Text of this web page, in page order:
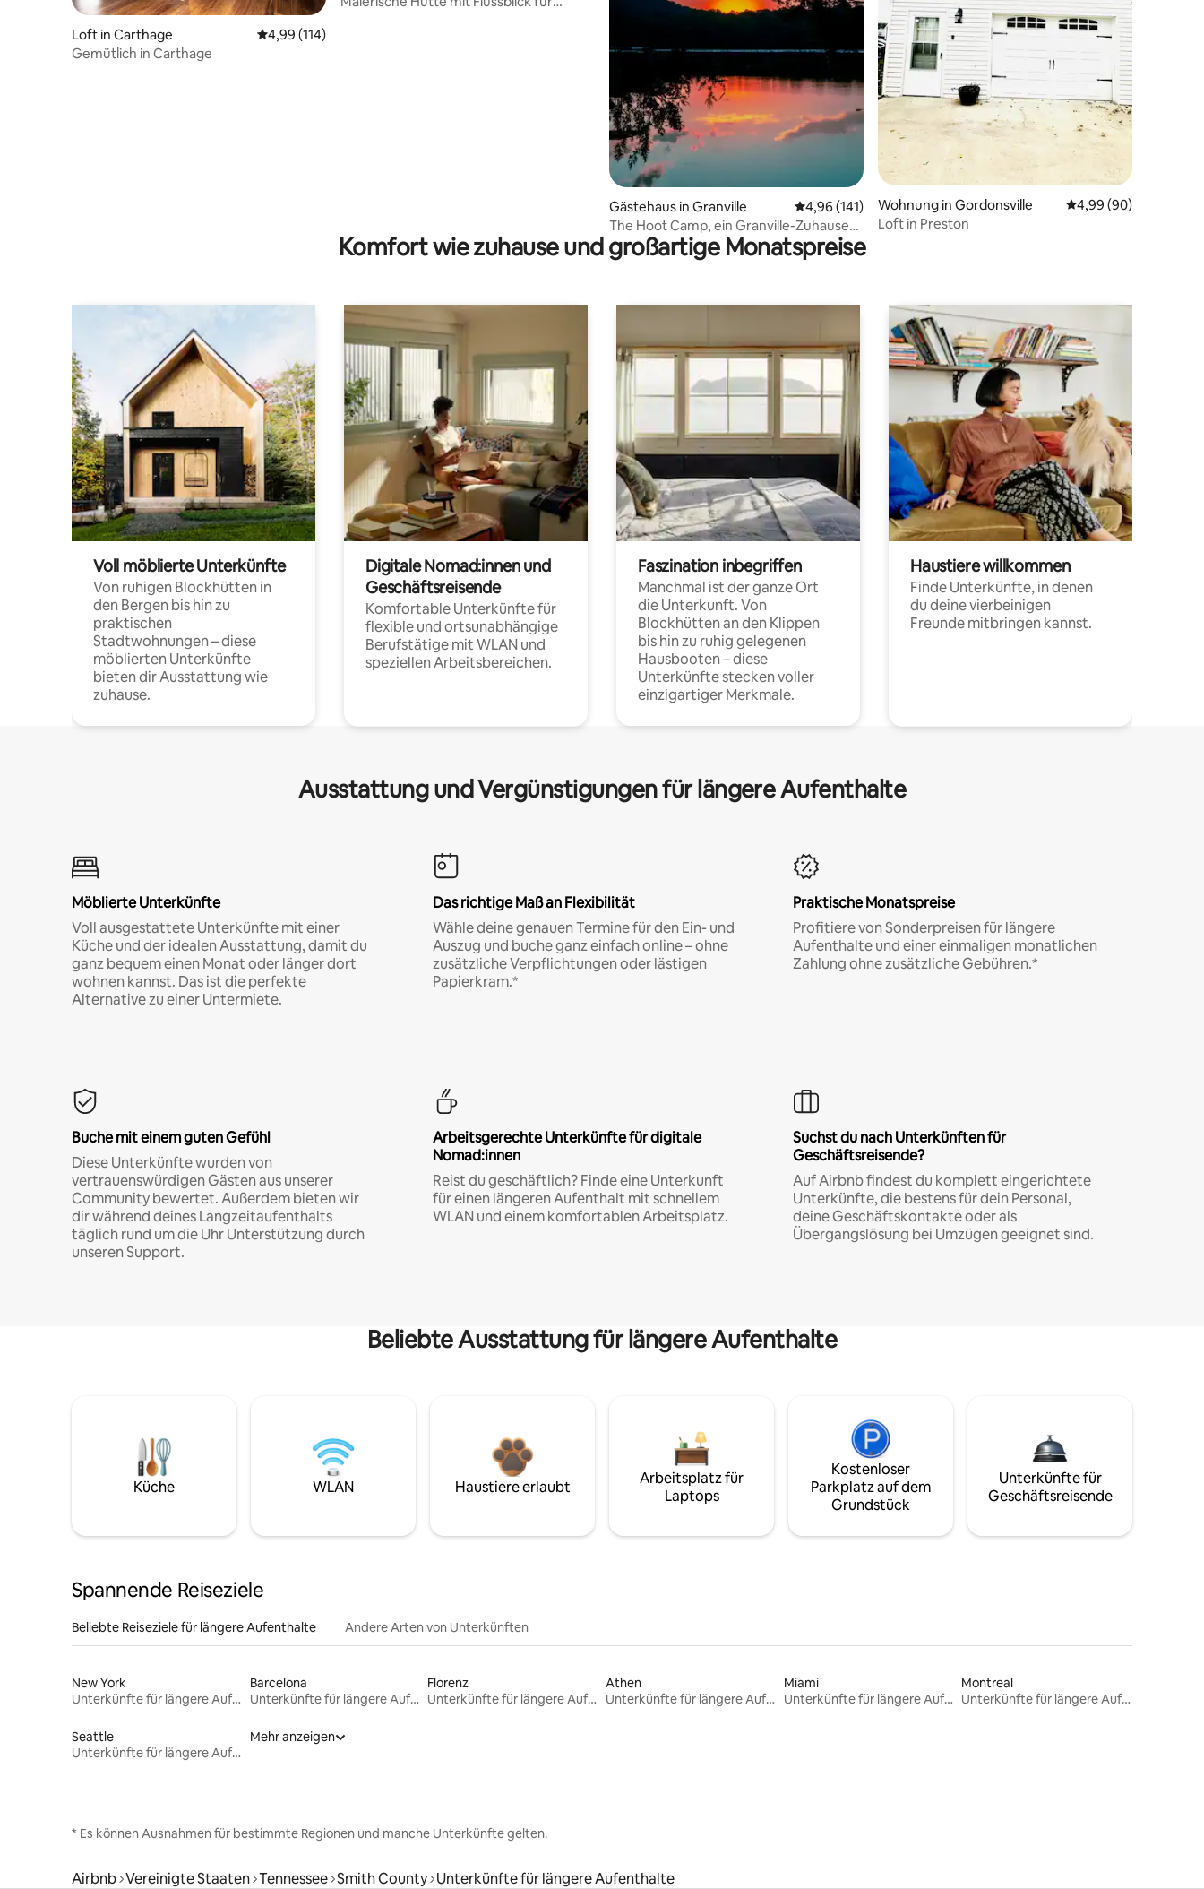
Loft in Carthage Durchschnittliche Bewertung: 4,99 von 5, 114 Bewertungen
4,99 (114)
Gemütlich in Carthage
Gästehaus in Granville Durchschnittliche Bewertung: 4,96 von 5, 141 Bewertungen
4,96 (141)
The Hoot Camp, ein Granville-Zuhause
mit Aussicht
Wohnung in Gordonsville Durchschnittliche
4,99 (90)
Loft in Preston
Komfort wie zuhause und großartige Monatspreise
Voll möblierte Unterkünfte
Von ruhigen Blockhütten in
den Bergen bis hin zu
praktischen
Stadtwohnungen – diese
möblierten Unterkünfte
bieten dir Ausstattung wie
zuhause.
Digitale Nomad:innen und
Geschäftsreisende
Komfortable Unterkünfte für
flexible und ortsunabhängige
Berufstätige mit WLAN und
speziellen Arbeitsbereichen.
Faszination inbegriffen
Manchmal ist der ganze Ort
die Unterkunft. Von
Blockhütten an den Klippen
bis hin zu ruhig gelegenen
Hausbooten – diese
Unterkünfte stecken voller
einzigartiger Merkmale.
Haustiere willkommen
Finde Unterkünfte, in denen
du deine vierbeinigen
Freunde mitbringen kannst.
Ausstattung und Vergünstigungen für längere Aufenthalte
Möblierte Unterkünfte
Voll ausgestattete Unterkünfte mit einer
Küche und der idealen Ausstattung, damit du
ganz bequem einen Monat oder länger dort
wohnen kannst. Das ist die perfekte
Alternative zu einer Untermiete.
Das richtige Maß an Flexibilität
Wähle deine genauen Termine für den Ein- und
Auszug und buche ganz einfach online – ohne
zusätzliche Verpflichtungen oder lästigen
Papierkram.*
Praktische Monatspreise
Profitiere von Sonderpreisen für längere
Aufenthalte und einer einmaligen monatlichen
Zahlung ohne zusätzliche Gebühren.*
Buche mit einem guten Gefühl
Diese Unterkünfte wurden von
vertrauenswürdigen Gästen aus unserer
Community bewertet. Außerdem bieten wir
dir während deines Langzeitaufenthalts
täglich rund um die Uhr Unterstützung durch
unseren Support.
Arbeitsgerechte Unterkünfte für digitale
Nomad:innen
Reist du geschäftlich? Finde eine Unterkunft
für einen längeren Aufenthalt mit schnellem
WLAN und einem komfortablen Arbeitsplatz.
Suchst du nach Unterkünften für
Geschäftsreisende?
Auf Airbnb findest du komplett eingerichtete
Unterkünfte, die bestens für dein Personal,
deine Geschäftskontakte oder als
Übergangslösung bei Umzügen geeignet sind.
Beliebte Ausstattung für längere Aufenthalte
Küche WLAN Haustiere erlaubt
Arbeitsplatz für
Laptops
Kostenloser
Parkplatz auf dem
Grundstück
Unterkünfte für
Geschäftsreisende
Spannende Reiseziele
Beliebte Reiseziele für längere Aufenthalte Andere Arten von Unterkünften
New York
Unterkünfte für längere Aufenthalte
Barcelona
Unterkünfte für längere Aufenthalte
Florenz
Unterkünfte für längere Aufenthalte
Athen
Unterkünfte für längere Aufenthalte
Miami
Unterkünfte für längere Aufenthalte
Montreal
Unterkünfte für längere Aufenthalte
Seattle
Unterkünfte für längere Aufenthalte
Mehr anzeigen
* Es können Ausnahmen für bestimmte Regionen und manche Unterkünfte gelten.
Airbnb Vereinigte Staaten Tennessee Smith County Unterkünfte für längere Aufenthalte